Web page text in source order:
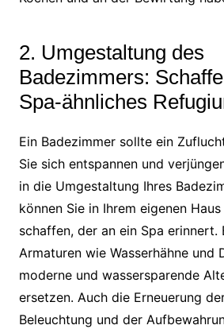
2. Umgestaltung des
Badezimmers:
Spa-ähnliches
Ein Badezimmer sollte ein
Sie sich entspannen und
in die Umgestaltung Ihres
können Sie in Ihrem eigenen
schaffen, der an ein Spa erinnert.
Armaturen wie Wasserhähne und
moderne und wassersparende
ersetzen. Auch die Erneuerung
Beleuchtung und der